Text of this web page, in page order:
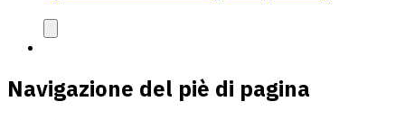
Navigazione del piè di pagina